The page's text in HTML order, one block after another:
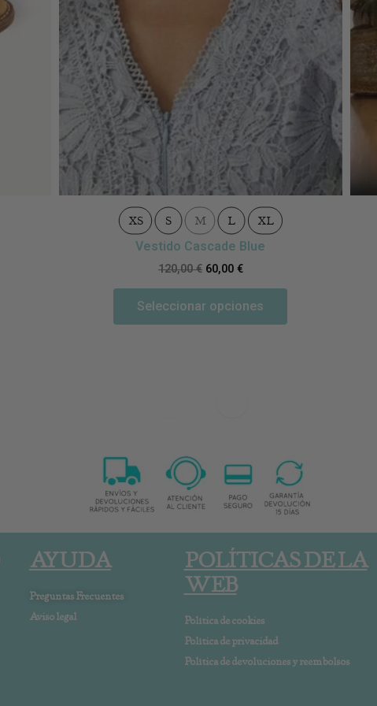
XS S M L XL
Vestido Cascade Blue
120,00€ 60,00 €
Seleccionar opciones
AYUDA
Preguntas Frecuentes
Aviso legal
POLÍTICAS DE LA
WEB
Política de cookies
Política de privacidad
Política de devoluciones y reembolsos